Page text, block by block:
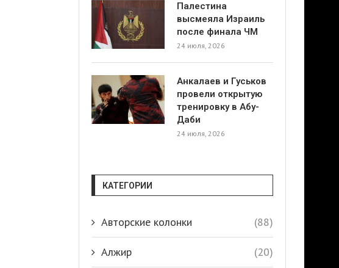
Палестина
высмеяла Израиль
после финала ЧМ
24 июля, 2026
Анкалаев и Гуськов
провели открытую
тренировку в Абу-
Даби
24 июля, 2026
КАТЕГОРИИ
Авторские колонки (88)
Алжир (20)